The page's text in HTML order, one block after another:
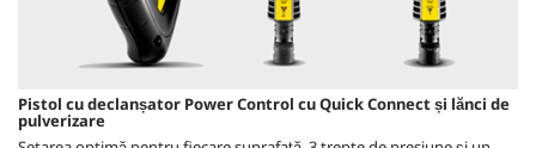
Pistol cu declanșator Power Control cuQuick Connectși lănci de
pulverizare